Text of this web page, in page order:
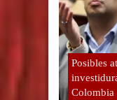
Posibles
Colombia